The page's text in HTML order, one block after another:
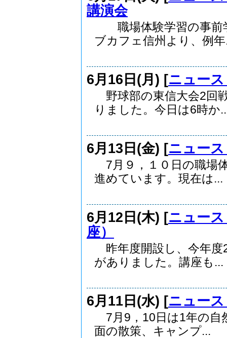
講演会
職場体験学習の事前
ブカフェ信州より、例
6月16日(月) [ニュー
野球部の東信大会2回
りました。今日は6時か
6月13日(金) [ニュー
7月９，１０日の職場
進めています。現在は...
6月12日(木) [ニュー
座）
昨年度開設し、今年度
がありました。講座も...
6月11日(水) [ニュー
7月9，10日は1年の自
面の散策、キャンプ...